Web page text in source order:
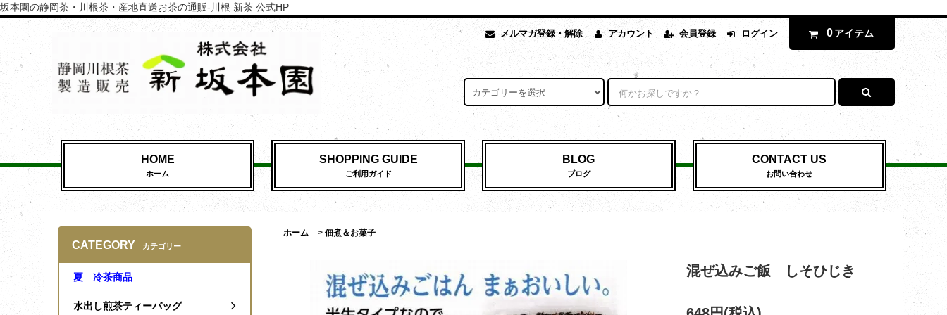
坂本園の静岡茶・川根茶・産地直送お茶の通販-川根 新茶 公式HP
メルマガ登録・解除 アカウント 会員登録 ログイン 0 アイテム
HOME
ホーム
SHOPPING GUIDE
ご利用ガイド
BLOG
ブログ
CONTACT US
お問い合わせ
ホーム > 佃煮＆お菓子
混ぜ込みご飯 しそひじき
CATEGORY カテゴリー
夏 冷茶商品
水出し煎茶ティーバッグ